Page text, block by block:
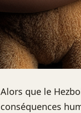
Alors que le
conséquences